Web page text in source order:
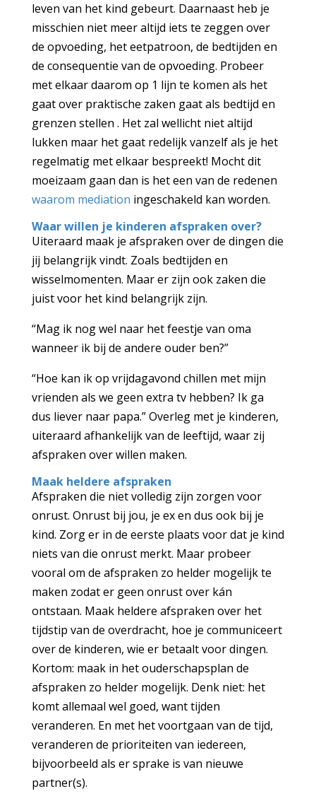
leven van het kind gebeurt. Daarnaast heb je
misschien niet meer altijd iets te zeggen over
de opvoeding, het eetpatroon, de bedtijden en
de consequentie van de opvoeding. Probeer
met elkaar daarom op 1 lijn te komen als het
gaat over praktische zaken gaat als bedtijd en
grenzen stellen . Het zal wellicht niet altijd
lukken maar het gaat redelijk vanzelf als je het
regelmatig met elkaar bespreekt! Mocht dit
moeizaam gaan dan is het een van de redenen
waarom mediation ingeschakeld kan worden.
Waar willen je kinderen afspraken over?
Uiteraard maak je afspraken over de dingen die
jij belangrijk vindt. Zoals bedtijden en
wisselmomenten. Maar er zijn ook zaken die
juist voor het kind belangrijk zijn.
“Mag ik nog wel naar het feestje van oma
wanneer ik bij de andere ouder ben?”
“Hoe kan ik op vrijdagavond chillen met mijn
vrienden als we geen extra tv hebben? Ik ga
dus liever naar papa.” Overleg met je kinderen,
uiteraard afhankelijk van de leeftijd, waar zij
afspraken over willen maken.
Maak heldere afspraken
Afspraken die niet volledig zijn zorgen voor
onrust. Onrust bij jou, je ex en dus ook bij je
kind. Zorg er in de eerste plaats voor dat je kind
niets van die onrust merkt. Maar probeer
vooral om de afspraken zo helder mogelijk te
maken zodat er geen onrust over kán
ontstaan. Maak heldere afspraken over het
tijdstip van de overdracht, hoe je communiceert
over de kinderen, wie er betaalt voor dingen.
Kortom: maak in het ouderschapsplan de
afspraken zo helder mogelijk. Denk niet: het
komt allemaal wel goed, want tijden
veranderen. En met het voortgaan van de tijd,
veranderen de prioriteiten van iedereen,
bijvoorbeeld als er sprake is van nieuwe
partner(s).